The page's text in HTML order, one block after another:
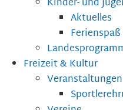
Kinder- und
Aktuelles
Ferienspaß
Freizeit & Kultur
Veranstaltungen